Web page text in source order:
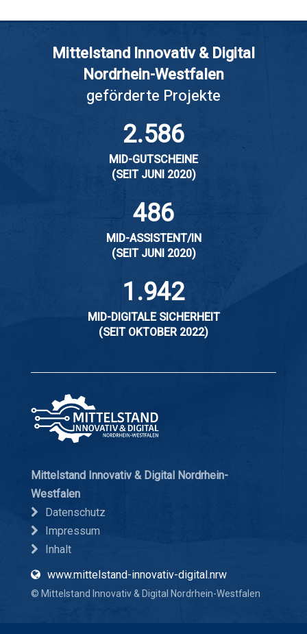
Mittelstand Innovativ & Digital
Nordrhein-Westfalen
geförderte Projekte
2.586
MID-GUTSCHEINE
(SEIT JUNI 2020)
486
MID-ASSISTENT/IN
(SEIT JUNI 2020)
1.942
MID-DIGITALE SICHERHEIT
(SEIT OKTOBER 2022)
Mittelstand Innovativ & Digital Nordrhein-
Westfalen
Datenschutz
Impressum
Inhalt
www.mittelstand-innovativ-digital.nrw
© Mittelstand Innovativ & Digital Nordrhein-Westfalen